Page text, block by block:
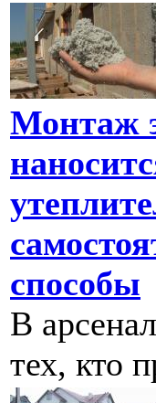
Монтаж
способы
В
тех, кто